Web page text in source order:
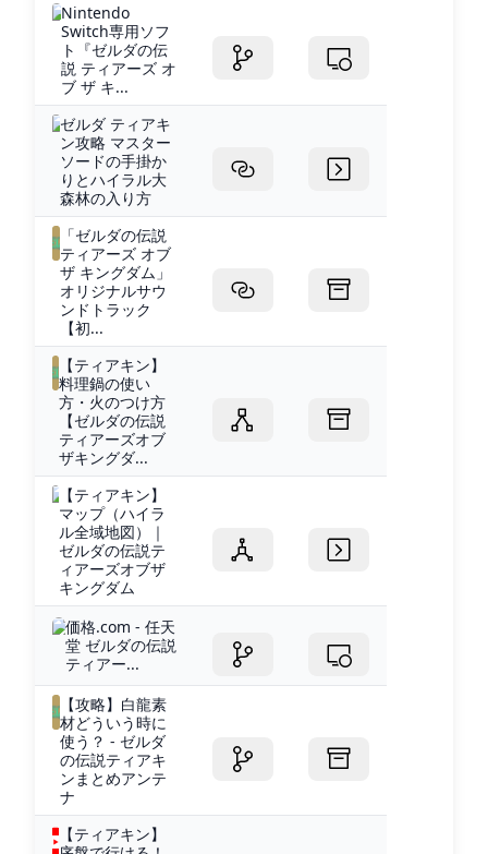
Nintendo
Switch専用ソフ
ト『ゼルダの伝
説 ティアーズ オ
ブ ザ キ...
ゼルダ ティアキ
ン攻略 マスター
ソードの手掛か
りとハイラル大
森林の入り方
「ゼルダの伝説
ティアーズ オブ
ザ キングダム」
オリジナルサウ
ンドトラック
【初...
【ティアキン】
料理鍋の使い
方・火のつけ方
【ゼルダの伝説
ティアーズオブ
ザキングダ...
【ティアキン】
マップ（ハイラ
ル全域地図）｜
ゼルダの伝説テ
ィアーズオブザ
キングダム
価格.com - 任天
堂 ゼルダの伝説
ティアー...
【攻略】白龍素
材どういう時に
使う？ - ゼルダ
の伝説ティアキ
ンまとめアンテ
ナ
【ティアキン】